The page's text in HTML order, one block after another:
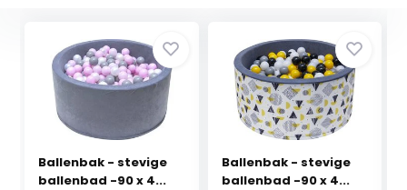
Ballenbak - stevige
ballenbad -90 x 4...
Ballenbak - stevige
ballenbad -90 x 4...